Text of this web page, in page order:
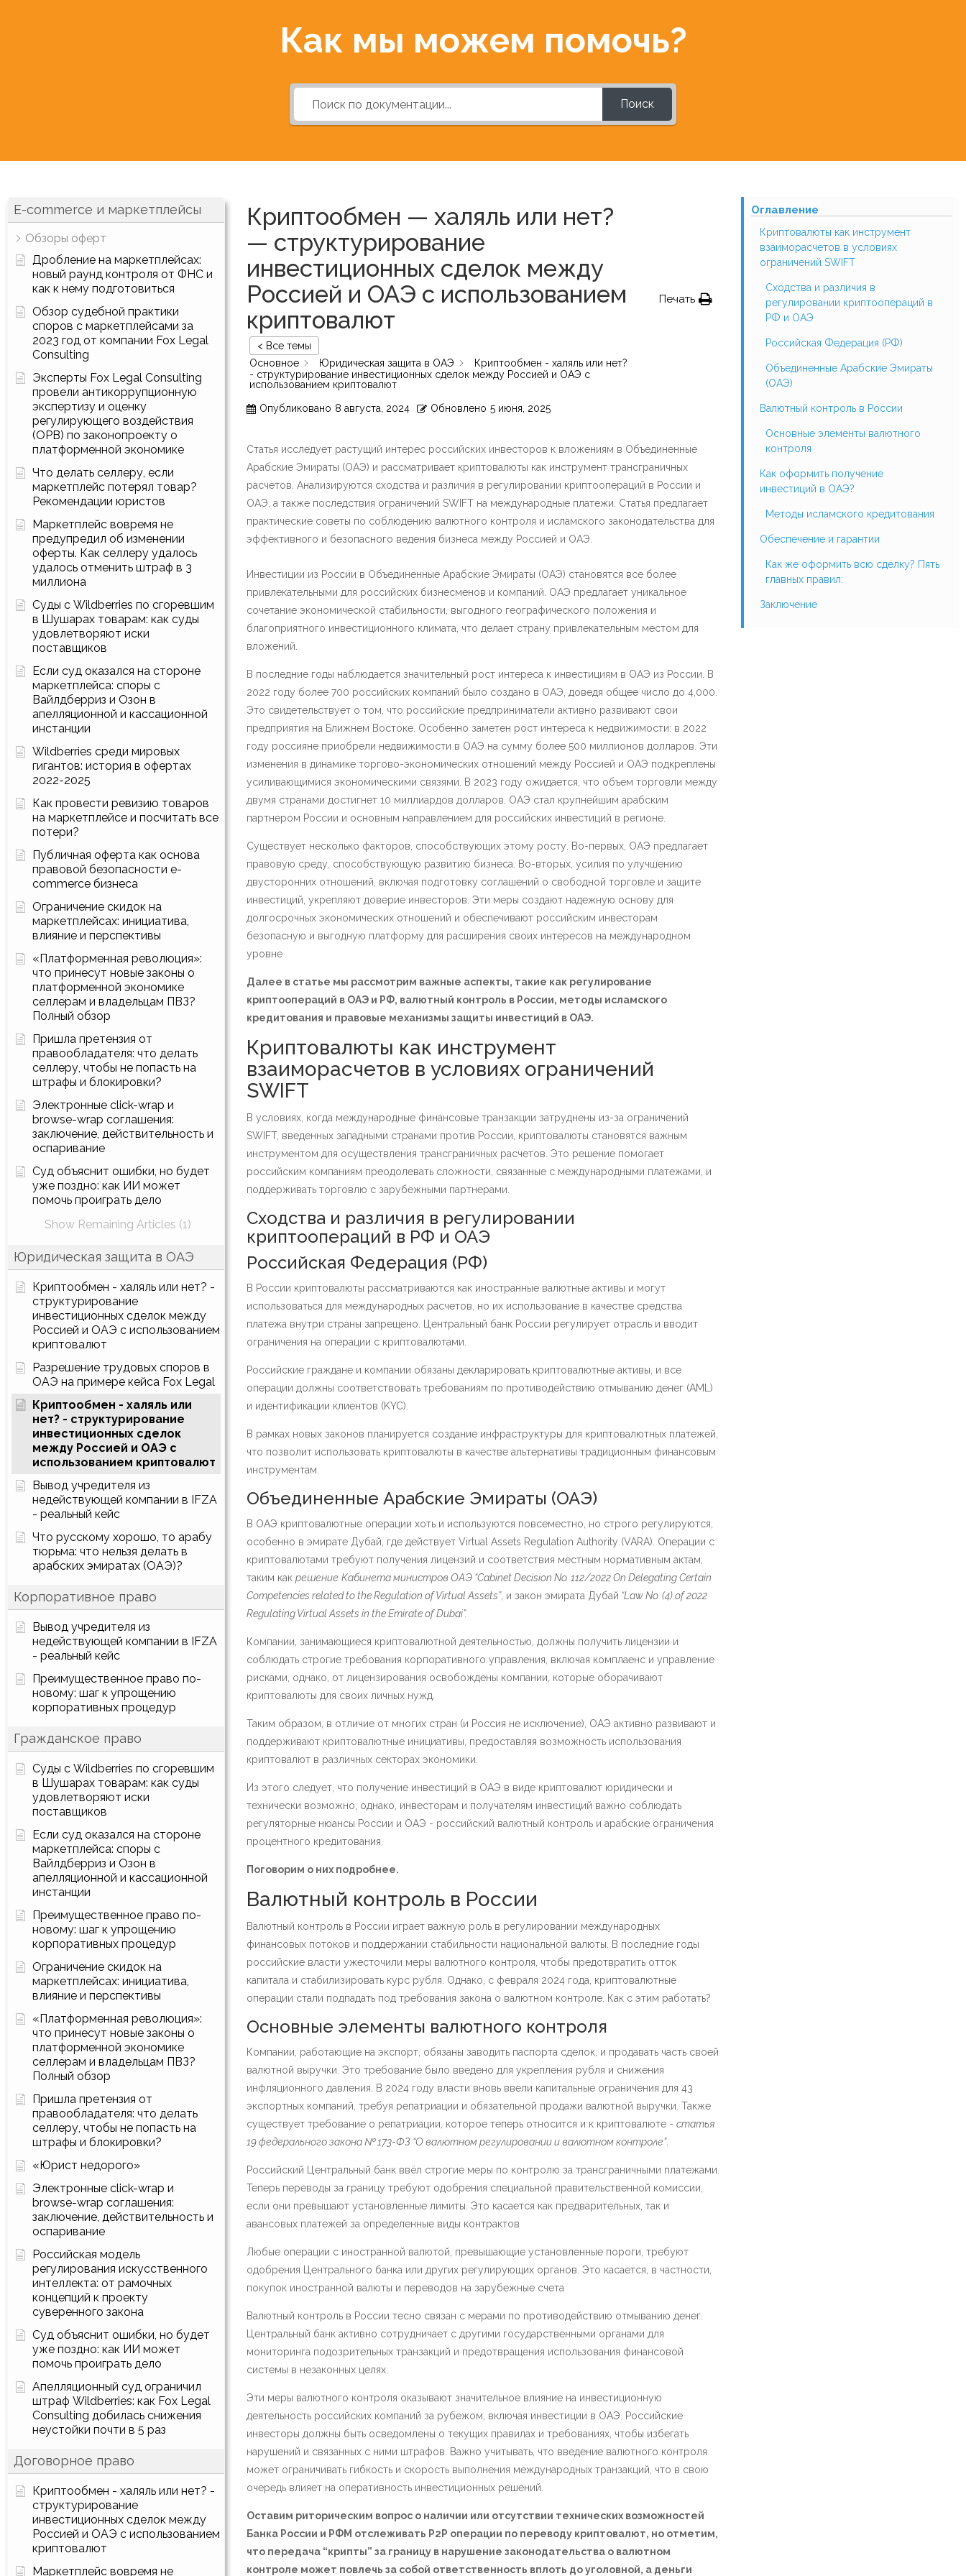
Как мы можем помочь?
Поиск
E-commerce и маркетплейсы
Обзоры оферт
Дробление на маркетплейсах:
новый раунд контроля от ФНС и
как к нему подготовиться
Обзор судебной практики
споров с маркетплейсами за
2023 год от компании Fox Legal
Consulting
Эксперты Fox Legal Consulting
провели антикоррупционную
экспертизу и оценку
регулирующего воздействия
(ОРВ) по законопроекту о
платформенной экономике
Что делать селлеру, если
маркетплейс потерял товар?
Рекомендации юристов
Маркетплейс вовремя не
предупредил об изменении
оферты. Как селлеру удалось
удалось отменить штраф в 3
миллиона
Суды с Wildberries по сгоревшим
в Шушарах товарам: как суды
удовлетворяют иски
поставщиков
Если суд оказался на стороне
маркетплейса: споры с
Вайлдберриз и Озон в
апелляционной и кассационной
инстанции
Wildberries среди мировых
гигантов: история в офертах
2022-2025
Как провести ревизию товаров
на маркетплейсе и посчитать все
потери?
Публичная оферта как основа
правовой безопасности e-
commerce бизнеса
Ограничение скидок на
маркетплейсах: инициатива,
влияние и перспективы
«Платформенная революция»:
что принесут новые законы о
платформенной экономике
селлерам и владельцам ПВЗ?
Полный обзор
Пришла претензия от
правообладателя: что делать
селлеру, чтобы не попасть на
штрафы и блокировки?
Электронные click-wrap и
browse-wrap соглашения:
заключение, действительность и
оспаривание
Суд объяснит ошибки, но будет
уже поздно: как ИИ может
помочь проиграть дело
Show Remaining Articles (1)
Юридическая защита в ОАЭ
Криптообмен - халяль или нет? -
структурирование
инвестиционных сделок между
Россией и ОАЭ с использованием
криптовалют
Разрешение трудовых споров в
ОАЭ на примере кейса Fox Legal
Криптообмен - халяль или
нет? - структурирование
инвестиционных сделок
между Россией и ОАЭ с
использованием криптовалют
Вывод учредителя из
недействующей компании в IFZA
- реальный кейс
Что русскому хорошо, то арабу
тюрьма: что нельзя делать в
арабских эмиратах (ОАЭ)?
Корпоративное право
Вывод учредителя из
недействующей компании в IFZA
- реальный кейс
Преимущественное право по-
новому: шаг к упрощению
корпоративных процедур
Гражданское право
Суды с Wildberries по сгоревшим
в Шушарах товарам: как суды
удовлетворяют иски
поставщиков
Если суд оказался на стороне
маркетплейса: споры с
Вайлдберриз и Озон в
апелляционной и кассационной
инстанции
Преимущественное право по-
новому: шаг к упрощению
корпоративных процедур
Ограничение скидок на
маркетплейсах: инициатива,
влияние и перспективы
«Платформенная революция»:
что принесут новые законы о
платформенной экономике
селлерам и владельцам ПВЗ?
Полный обзор
Пришла претензия от
правообладателя: что делать
селлеру, чтобы не попасть на
штрафы и блокировки?
«Юрист недорого»
Электронные click-wrap и
browse-wrap соглашения:
заключение, действительность и
оспаривание
Российская модель
регулирования искусственного
интеллекта: от рамочных
концепций к проекту
суверенного закона
Суд объяснит ошибки, но будет
уже поздно: как ИИ может
помочь проиграть дело
Апелляционный суд ограничил
штраф Wildberries: как Fox Legal
Consulting добилась снижения
неустойки почти в 5 раз
Договорное право
Криптообмен - халяль или нет? -
структурирование
инвестиционных сделок между
Россией и ОАЭ с использованием
криптовалют
Маркетплейс вовремя не
Криптообмен — халяль или нет?
— структурирование
инвестиционных сделок между
Россией и ОАЭ с использованием
криптовалют
< Все темы
Основное
Юридическая защита в ОАЭ
Криптообмен - халяль или нет?
- структурирование инвестиционных сделок между Россией и ОАЭ с
использованием криптовалют
Печать
Опубликовано 8 августа, 2024 Обновлено 5 июня, 2025
Статья исследует растущий интерес российских инвесторов к вложениям в Объединенные
Арабские Эмираты (ОАЭ) и рассматривает криптовалюты как инструмент трансграничных
расчетов. Анализируются сходства и различия в регулировании криптоопераций в России и
ОАЭ, а также последствия ограничений SWIFT на международные платежи. Статья предлагает
практические советы по соблюдению валютного контроля и исламского законодательства для
эффективного и безопасного ведения бизнеса между Россией и ОАЭ.
Инвестиции из России в Объединенные Арабские Эмираты (ОАЭ) становятся все более
привлекательными для российских бизнесменов и компаний. ОАЭ предлагает уникальное
сочетание экономической стабильности, выгодного географического положения и
благоприятного инвестиционного климата, что делает страну привлекательным местом для
вложений.
В последние годы наблюдается значительный рост интереса к инвестициям в ОАЭ из России. В
2022 году более 700 российских компаний было создано в ОАЭ, доведя общее число до 4,000.
Это свидетельствует о том, что российские предприниматели активно развивают свои
предприятия на Ближнем Востоке. Особенно заметен рост интереса к недвижимости: в 2022
году россияне приобрели недвижимости в ОАЭ на сумму более 500 миллионов долларов​. Эти
изменения в динамике торгово-экономических отношений между Россией и ОАЭ подкреплены
усиливающимися экономическими связями. В 2023 году ожидается, что объем торговли между
двумя странами достигнет 10 миллиардов долларов. ОАЭ стал крупнейшим арабским
партнером России и основным направлением для российских инвестиций в регионе.​
Существует несколько факторов, способствующих этому росту. Во-первых, ОАЭ предлагает
правовую среду, способствующую развитию бизнеса. Во-вторых, усилия по улучшению
двусторонних отношений, включая подготовку соглашений о свободной торговле и защите
инвестиций, укрепляют доверие инвесторов. Эти меры создают надежную основу для
долгосрочных экономических отношений и обеспечивают российским инвесторам
безопасную и выгодную платформу для расширения своих интересов на международном
уровне​
Далее в статье мы рассмотрим важные аспекты, такие как регулирование
криптоопераций в ОАЭ и РФ, валютный контроль в России, методы исламского
кредитования и правовые механизмы защиты инвестиций в ОАЭ.
Криптовалюты как инструмент
взаиморасчетов в условиях ограничений
SWIFT
В условиях, когда международные финансовые транзакции затруднены из-за ограничений
SWIFT, введенных западными странами против России, криптовалюты становятся важным
инструментом для осуществления трансграничных расчетов. Это решение помогает
российским компаниям преодолевать сложности, связанные с международными платежами, и
поддерживать торговлю с зарубежными партнерами.
Сходства и различия в регулировании
криптоопераций в РФ и ОАЭ
Российская Федерация (РФ)
В России криптовалюты рассматриваются как иностранные валютные активы и могут
использоваться для международных расчетов, но их использование в качестве средства
платежа внутри страны запрещено. Центральный банк России регулирует отрасль и вводит
ограничения на операции с криптовалютами.
Российские граждане и компании обязаны декларировать криптовалютные активы, и все
операции должны соответствовать требованиям по противодействию отмыванию денег (AML)
и идентификации клиентов (KYC)​.
В рамках новых законов планируется создание инфраструктуры для криптовалютных платежей,
что позволит использовать криптовалюты в качестве альтернативы традиционным финансовым
инструментам​.
Объединенные Арабские Эмираты (ОАЭ)
В ОАЭ криптовалютные операции хоть и используются повсеместно, но строго регулируются,
особенно в эмирате Дубай, где действует Virtual Assets Regulation Authority (VARA). Операции с
криптовалютами требуют получения лицензий и соответствия местным нормативным актам,
таким как решение Кабинета министров ОАЭ “Cabinet Decision No. 112/2022 On Delegating Certain
Competencies related to the Regulation of Virtual Assets”, и закон эмирата Дубай “Law No. (4) of 2022
Regulating Virtual Assets in the Emirate of Dubai”.
Компании, занимающиеся криптовалютной деятельностью, должны получить лицензии и
соблюдать строгие требования корпоративного управления, включая комплаенс и управление
рисками, однако, от лицензирования освобождены компании, которые оборачивают
криптовалюты для своих личных нужд.
Таким образом, в отличие от многих стран (и Россия не исключение), ОАЭ активно развивают и
поддерживают криптовалютные инициативы, предоставляя возможность использования
криптовалют в различных секторах экономики​.
Из этого следует, что получение инвестиций в ОАЭ в виде криптовалют юридически и
технически возможно, однако, инвесторам и получателям инвестиций важно соблюдать
регуляторные нюансы России и ОАЭ - российский валютный контроль и арабские ограничения
процентного кредитования.
Поговорим о них подробнее.
Валютный контроль в России
Валютный контроль в России играет важную роль в регулировании международных
финансовых потоков и поддержании стабильности национальной валюты. В последние годы
российские власти ужесточили меры валютного контроля, чтобы предотвратить отток
капитала и стабилизировать курс рубля. Однако, с февраля 2024 года, криптовалютные
операции стали подпадать под требования закона о валютном контроле. Как с этим работать?
Основные элементы валютного контроля
Компании, работающие на экспорт, обязаны заводить паспорта сделок, и продавать часть своей
валютной выручки. Это требование было введено для укрепления рубля и снижения
инфляционного давления. В 2024 году власти вновь ввели капитальные ограничения для 43
экспортных компаний, требуя репатриации и обязательной продажи валютной выручки. Также
существует требование о репатриации, которое теперь относится и к криптовалюте - статья
19 федерального закона № 173-ФЗ “О валютном регулировании и валютном контроле”.
Российский Центральный банк ввёл строгие меры по контролю за трансграничными платежами.
Теперь переводы за границу требуют одобрения специальной правительственной комиссии,
если они превышают установленные лимиты. Это касается как предварительных, так и
авансовых платежей за определенные виды контрактов​
Любые операции с иностранной валютой, превышающие установленные пороги, требуют
одобрения Центрального банка или других регулирующих органов. Это касается, в частности,
покупок иностранной валюты и переводов на зарубежные счета​
Валютный контроль в России тесно связан с мерами по противодействию отмыванию денег.
Центральный банк активно сотрудничает с другими государственными органами для
мониторинга подозрительных транзакций и предотвращения использования финансовой
системы в незаконных целях​.
Эти меры валютного контроля оказывают значительное влияние на инвестиционную
деятельность российских компаний за рубежом, включая инвестиции в ОАЭ. Российские
инвесторы должны быть осведомлены о текущих правилах и требованиях, чтобы избегать
нарушений и связанных с ними штрафов. Важно учитывать, что введение валютного контроля
может ограничивать гибкость и скорость выполнения международных транзакций, что в свою
очередь влияет на оперативность инвестиционных решений.
Оставим риторическим вопрос о наличии или отсутствии технических возможностей
Банка России и РФМ отслеживать P2P операции по переводу криптовалют, но отметим,
что передача “крипты” за границу в нарушение законодательства о валютном
контроле может повлечь за собой ответственность вплоть до уголовной, а деньги
Оглавление
Криптовалюты как инструмент
взаиморасчетов в условиях
ограничений SWIFT
Сходства и различия в
регулировании криптоопераций в
РФ и ОАЭ
Российская Федерация (РФ)
Объединенные Арабские Эмираты
(ОАЭ)
Валютный контроль в России
Основные элементы валютного
контроля
Как оформить получение
инвестиций в ОАЭ?
Методы исламского кредитования
Обеспечение и гарантии
Как же оформить всю сделку? Пять
главных правил:
Заключение